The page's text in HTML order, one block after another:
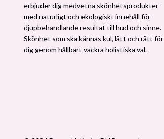
erbjuder dig medvetna skönhetsprodukter
med naturligt och ekologiskt innehåll för
djupbehandlande resultat till hud och sinne.
Skönhet som ska kännas kul, lätt och rätt för
dig genom hållbart vackra holistiska val.